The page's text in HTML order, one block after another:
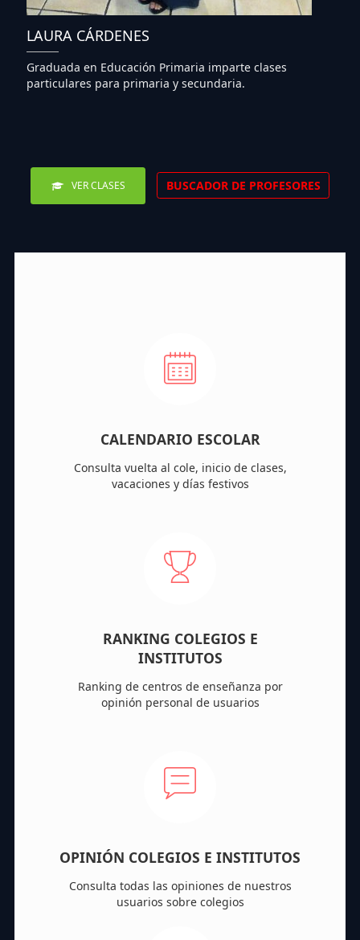
LAURA CÁRDENES
Graduada en Educación Primaria imparte clases
particulares para primaria y secundaria.
VER CLASES BUSCADOR DE PROFESORES
CALENDARIO ESCOLAR
Consulta vuelta al cole, inicio de clases,
vacaciones y días festivos
RANKING COLEGIOS E
INSTITUTOS
Ranking de centros de enseñanza por
opinión personal de usuarios
OPINIÓN COLEGIOS E INSTITUTOS
Consulta todas las opiniones de nuestros
usuarios sobre colegios